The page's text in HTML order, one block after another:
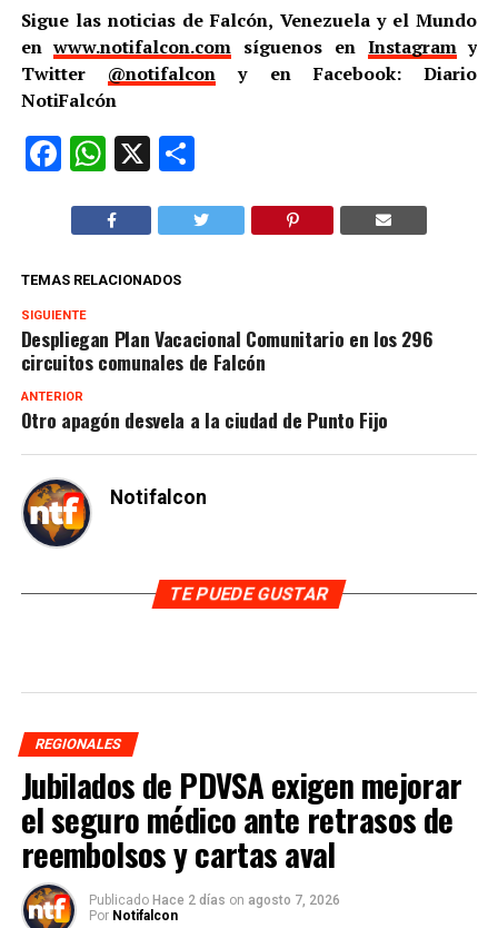
Sigue las noticias de Falcón, Venezuela y el Mundo
enwww.notifalcon.com síguenos en Instagramy
Twitter @notifalcon y en Facebook: Diario
NotiFalcón
Facebook
WhatsApp
X Compartir
TEMAS RELACIONADOS
SIGUIENTE
Despliegan Plan Vacacional Comunitario en los 296
circuitos comunales de Falcón
ANTERIOR
Otro apagón desvela a la ciudad de Punto Fijo
Notifalcon
TE PUEDE GUSTAR
REGIONALES
Jubilados de PDVSA exigen mejorar
el seguro médico ante retrasos de
reembolsos y cartas aval
Publicado Hace 2 días on agosto 7, 2026
Por Notifalcon